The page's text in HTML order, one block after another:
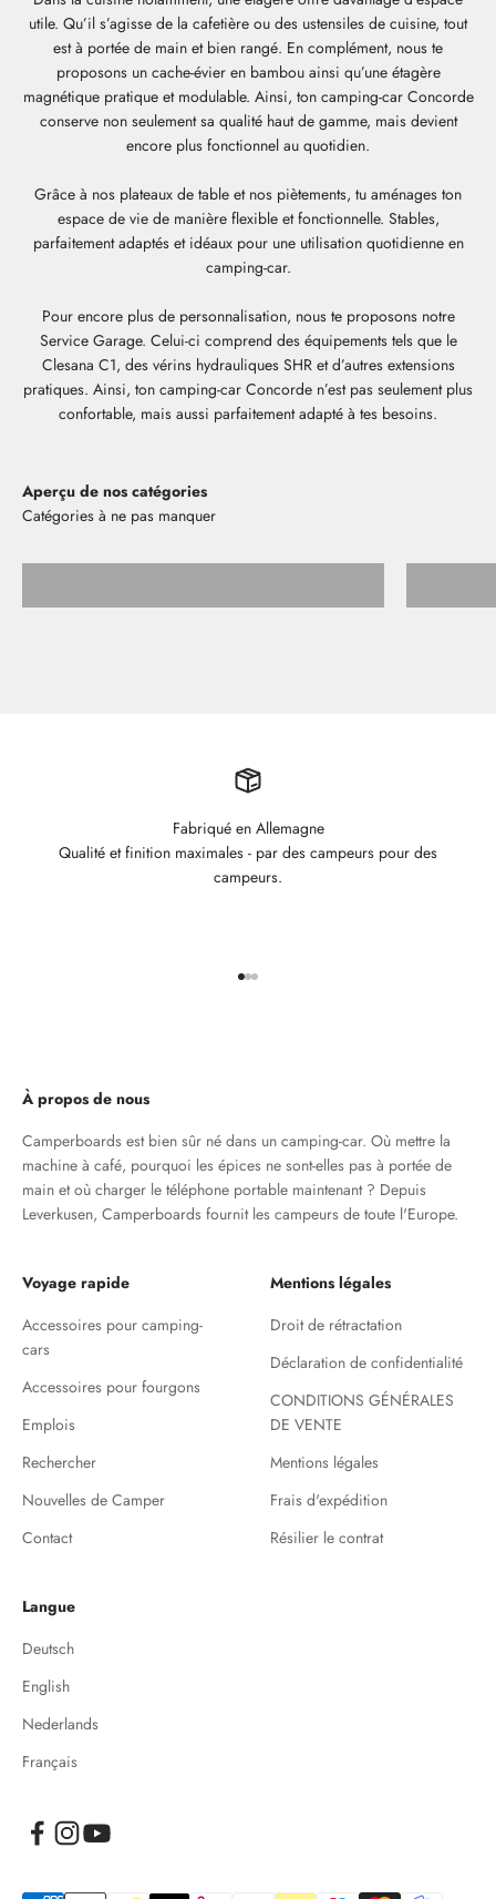
utile. Qu’il s’agisse de la cafetière ou des ustensiles de cuisine, tout
est à portée de main et bien rangé. En complément, nous te
proposons un cache-évier en bambou ainsi qu’une étagère
magnétique pratique et modulable. Ainsi, ton camping-car Concorde
conserve non seulement sa qualité haut de gamme, mais devient
encore plus fonctionnel au quotidien.
Grâce à nos plateaux de table et nos piètements, tu aménages ton
espace de vie de manière flexible et fonctionnelle. Stables,
parfaitement adaptés et idéaux pour une utilisation quotidienne en
camping-car.
Pour encore plus de personnalisation, nous te proposons notre
Service Garage. Celui-ci comprend des équipements tels que le
Clesana C1, des vérins hydrauliques SHR et d’autres extensions
pratiques. Ainsi, ton camping-car Concorde n’est pas seulement plus
confortable, mais aussi parfaitement adapté à tes besoins.
Aperçu de nos catégories
Fabriqué en Allemagne
Qualité et finition maximales - par des campeurs pour des
campeurs.
À propos de nous
Camperboards est bien sûr né dans un camping-car. Où mettre la
machine à café, pourquoi les épices ne sont-elles pas à portée de
main et où charger le téléphone portable maintenant ? Depuis
Leverkusen, Camperboards fournit les campeurs de toute l'Europe.
Voyage rapide
Accessoires pour camping-
cars
Accessoires pour fourgons
Emplois
Rechercher
Nouvelles de Camper
Contact
Mentions légales
Droit de rétractation
Déclaration de confidentialité
CONDITIONS GÉNÉRALES
DE VENTE
Mentions légales
Frais d'expédition
Résilier le contrat
Langue
Deutsch
English
Nederlands
Français